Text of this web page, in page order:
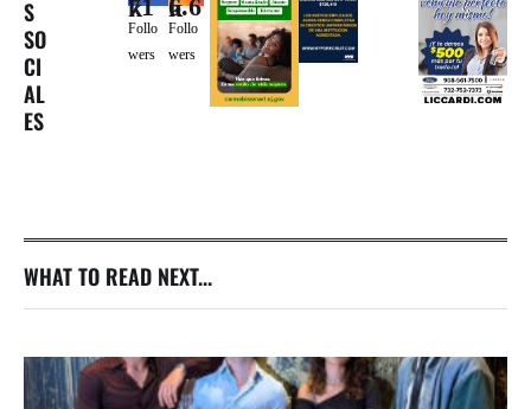
S
SO
CI
AL
ES
71k
Follo
wers
6.6k
Follo
wers
WHAT TO READ NEXT...